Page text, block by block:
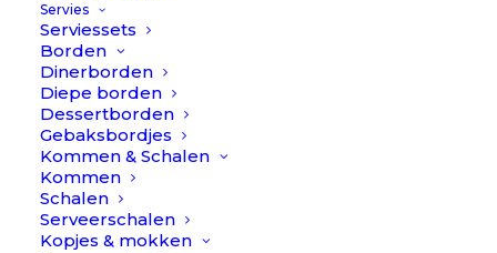
Servies
Serviessets
Borden
Dinerborden
Diepe borden
Dessertborden
Gebaksbordjes
Kommen & Schalen
Kommen
Schalen
Serveerschalen
Kopjes & mokken
Kleur
Maak je keuze: